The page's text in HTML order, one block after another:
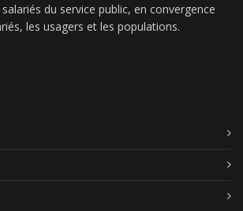
du service public, en convergence
les usagers et les populations.